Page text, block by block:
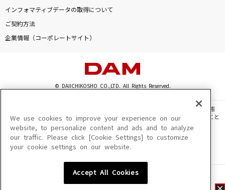
インフォマティブデータの取得について
ご契約方法
企業情報（コーポレートサイト）
© DAIICHIKOSHO CO.,LTD. All Rights Reserved.
このサイトに掲載されている一切の文章・画像・写真・動画・音声等を、手段や形態
を問わず、著作権法の定める範囲を超えて無断で複製、転載、ファイル化などすること
を禁じます。
楽曲及びコンテンツは、機種によりご利用いただけない場合があります。
楽曲及びコンテンツの配信日、配信内容が変更になる場合があります。
We use cookies to improve your experience on our
website, to personalize content and ads and to analyze
our traffic. Please click [Cookie Settings] to customize
your cookie settings on our website.
Accept All Cookies